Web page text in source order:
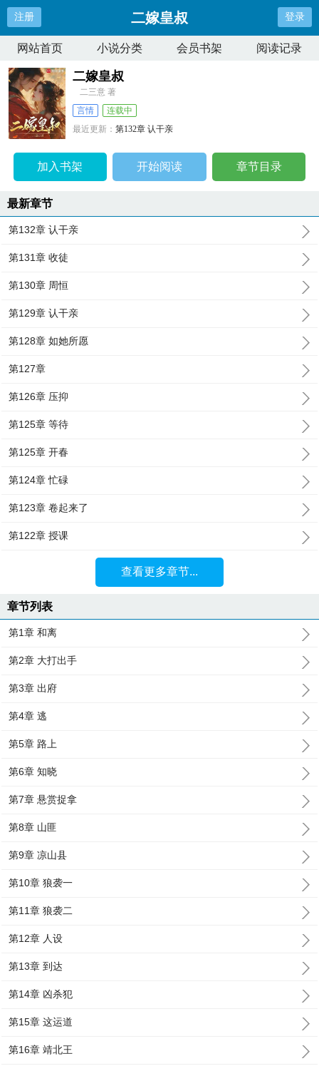
注册 二嫁皇叔 登录
网站首页 小说分类 会员书架 阅读记录
二嫁皇叔
二三意 著
言情
连载中
最近更新：第132章 认干亲
加入书架 开始阅读 章节目录
最新章节
第132章 认干亲
第131章 收徒
第130章 周恒
第129章 认干亲
第128章 如她所愿
第127章
第126章 压抑
第125章 等待
第125章 开春
第124章 忙碌
第123章 卷起来了
第122章 授课
查看更多章节...
章节列表
第1章 和离
第2章 大打出手
第3章 出府
第4章 逃
第5章 路上
第6章 知晓
第7章 悬赏捉拿
第8章 山匪
第9章 凉山县
第10章 狼袭一
第11章 狼袭二
第12章 人设
第13章 到达
第14章 凶杀犯
第15章 这运道
第16章 靖北王